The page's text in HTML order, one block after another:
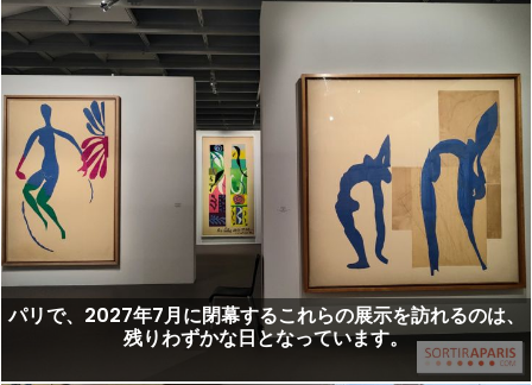
パリで、2027年7月に閉幕するこれらの展示を訪れるのは、
残りわずかな日となっています。